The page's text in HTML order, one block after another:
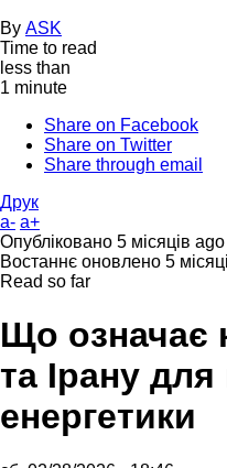
By ASK
Time to read
less than
1 minute
Share on Facebook
Share on Twitter
Share through email
Друк
a- a+
Опубліковано 5 місяців ago
Востаннє оновлено 5
Read so far
Що означає
та Ірану
енергетики